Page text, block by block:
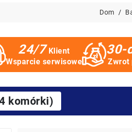
Dom
24/7 Klient
Wsparcie serwisowe
30-
Zwrot
komórki)